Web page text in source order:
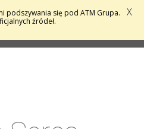
MENU
podszywania się pod ATM Grupa.
źródeł.
X